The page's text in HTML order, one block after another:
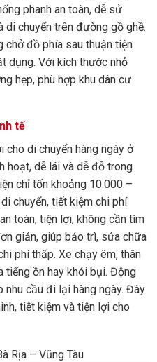
phanh an toàn, dễ sử
chuyển trên đường gồ ghề.
chở đồ phía sau thuận tiện
dụng. Với kích thước nhỏ
hẹp, phù hợp khu dân cư
tế
cho di chuyển hàng ngày ở
hoạt, dễ lái và dễ đỗ trong
chỉ tốn khoảng 10.000 –
chuyển, tiết kiệm chi phí
toàn, tiện lợi, không cần tìm
giản, giúp bảo trì, sửa chữa
phí thấp. Xe chạy êm, thân
tiếng ồn hay khói bụi. Động
nhu cầu đi lại hàng ngày. Đây
tiết kiệm và tiện lợi cho